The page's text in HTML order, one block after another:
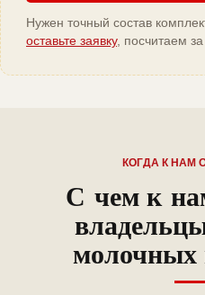
Нужен точный состав
оставьте заявку, посчитаем
КОГДА К НАМ
С чем к
молочных